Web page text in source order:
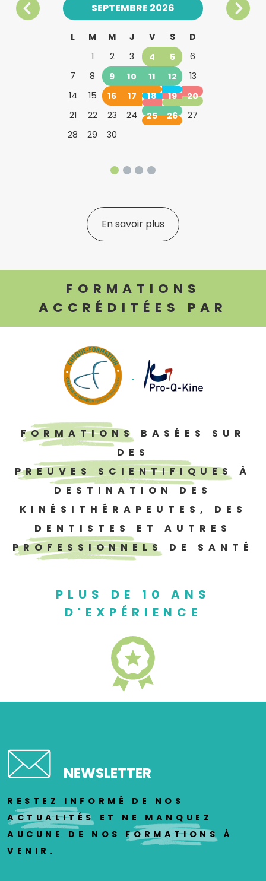
SEPTEMBRE 2026
L M M J V S
D
1
2 3 4 5
6
7
8 9 10 11 12
13
14
15 16 17 18 19
20
21
22 23 24 25 26
27
28
29 30
En savoir plus
FORMATIONS
ACCRÉDITÉES PAR
FORMATIONS
BASÉES SUR
DES
PREUVES SCIENTIFIQUES
À
DESTINATION DES
KINÉSITHÉRAPEUTES, DES
DENTISTES ET AUTRES
PROFESSIONNELS
DE SANTÉ
PLUS DE 10 ANS
D'EXPÉRIENCE
NEWSLETTER
RESTEZ INFORMÉ DE NOS
ACTUALITÉS ET NE MANQUEZ
AUCUNE DE NOS FORMATIONS À
VENIR.